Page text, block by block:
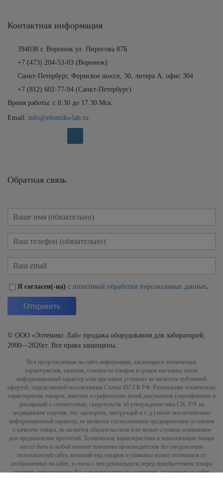
Контактная информация
394038 г. Воронеж ул. Пирогова 87Б
+7 (473) 204-53-03 (Воронеж)
Санкт-Петербург, Фермское шоссе, 30, литера А, офис 304
+7 (812) 602-77-94 (Санкт-Петербург)
Время работы: с 8.30 до 17.30 Мск
Email: info@eltemiks-lab.ru
Обратная связь
Я согласен(-на) с политикой обработки персональных данных.
© ООО «Элтемикс Лаб» продажа оборудования для лабораторий,
2000—2026гг. Все права защищены.
Вся представленная на сайте информация, касающаяся технических
характеристик, наличия, стоимости товаров и сроков поставки, носит
информационный характер и ни при каких условиях не является публичной
офертой, определяемой положениями Статьи 437 ГК РФ. Размещение технических
характеристик товаров, макетов и графических копий документов (сертификатов и
деклараций о соответствии, свидетельств об утверждении типа СИ, Р/У на
медицинские изделия, тех. паспортов, инструкций и т. д.) носит исключительно
информационный характер, не является согласованным предварительно условием
о качестве товара, не является обязательством и не может служить основанием
для предъявления претензий. Технические характеристики и комплектация товара
могут быть в любой момент изменены производителем без уведомления
пользователей сайта, внешний вид товаров и упаковки может отличаться от
изображенных на сайте, в связи с чем рекомендуем перед приобретением товара
уточнить интересующие Вас характеристики по контактам, указанным на сайте.